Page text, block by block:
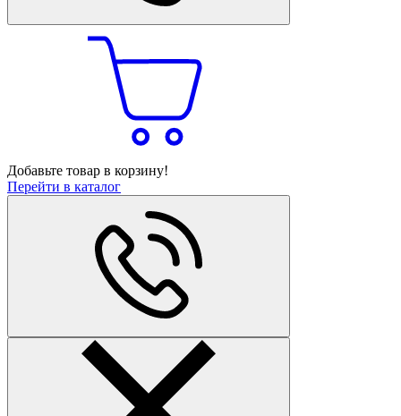
Добавьте товар в корзину!
Перейти в каталог